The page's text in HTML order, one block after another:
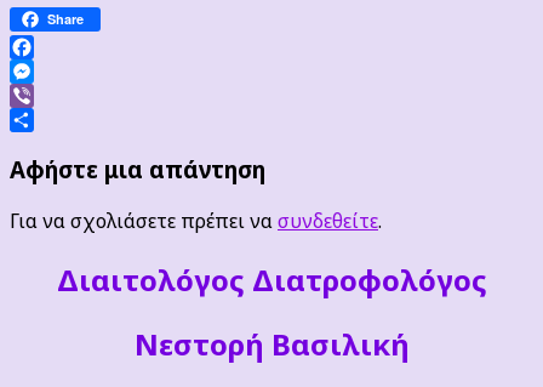
Share
Facebook
Messenger
Viber
Αφήστε μια απάντηση
Για να σχολιάσετε πρέπει νασυνδεθείτε.
Διαιτoλόγος Διατροφολόγος
Νεστορή Βασιλική